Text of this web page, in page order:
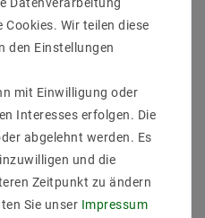
Stunden am Tag
zusätzliche Kühlung.
auf
Wärmeableitung. Gerade
als 14.4 Watt pro Meter
notwendig. Die
sollte immer
Strips dürfen nicht an
Wir teilen diese
den Einstellungen
mit Einwilligung oder
Interesses erfolgen. Die
abgelehnt werden. Es
und die
Zeitpunkt zu ändern
Sie unser Impressum